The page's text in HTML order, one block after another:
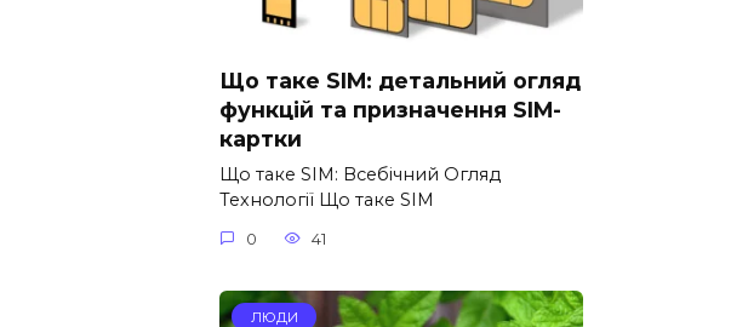
Що таке SIM: детальний огляд
функцій та призначення SIM-
картки
Що таке SIM: Всебічний Огляд
Технології Що таке SIM
0 41
ЛЮДИ